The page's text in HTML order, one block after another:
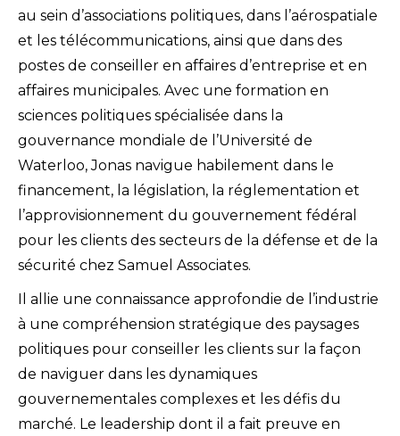
au sein d’associations politiques, dans l’aérospatiale
et les télécommunications, ainsi que dans des
postes de conseiller en affaires d’entreprise et en
affaires municipales. Avec une formation en
sciences politiques spécialisée dans la
gouvernance mondiale de l’Université de
Waterloo, Jonas navigue habilement dans le
financement, la législation, la réglementation et
l’approvisionnement du gouvernement fédéral
pour les clients des secteurs de la défense et de la
sécurité chez Samuel Associates.
Il allie une connaissance approfondie de l’industrie
à une compréhension stratégique des paysages
politiques pour conseiller les clients sur la façon
de naviguer dans les dynamiques
gouvernementales complexes et les défis du
marché. Le leadership dont il a fait preuve en